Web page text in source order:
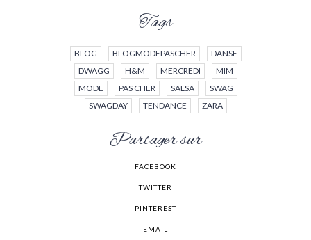
Tags
BLOG BLOGMODEPASCHER
DANSE
DWAGG
H&M MERCREDI
MIM
MODE
PAS CHER SALSA
SWAG
SWAGDAY
TENDANCE ZARA
Partager sur
FACEBOOK
TWITTER
PINTEREST
EMAIL